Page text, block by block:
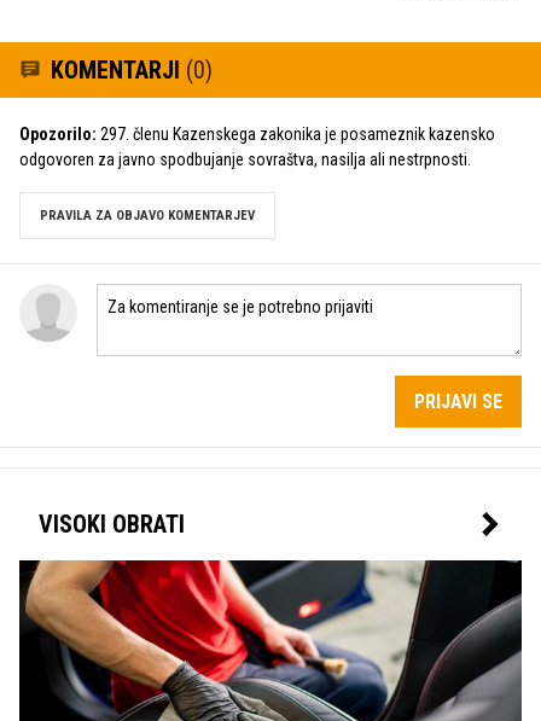
KOMENTARJI (0)
Opozorilo: 297. členu Kazenskega zakonika je posameznik kazensko
odgovoren za javno spodbujanje sovraštva, nasilja ali nestrpnosti.
PRAVILA ZA OBJAVO KOMENTARJEV
PRIJAVI SE
VISOKI OBRATI